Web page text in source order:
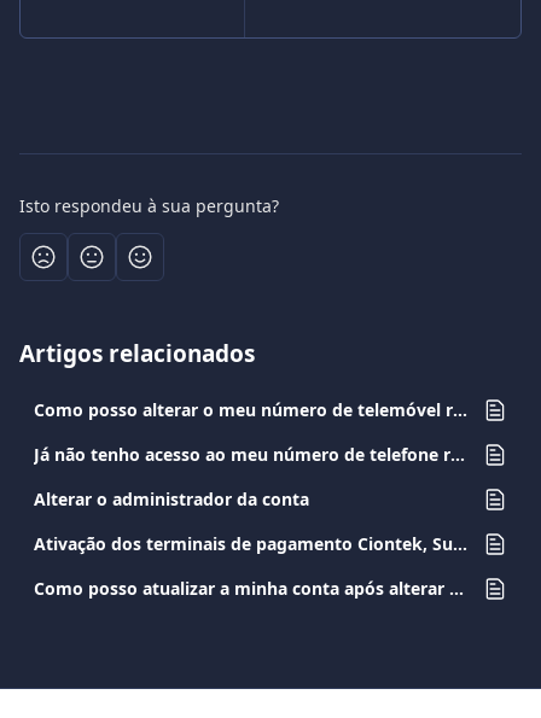
Isto respondeu à sua pergunta?
Artigos relacionados
Como posso alterar o meu número de telemóvel registado?
Já não tenho acesso ao meu número de telefone registado. Como posso alterá-lo?
Alterar o administrador da conta
Ativação dos terminais de pagamento Ciontek, Sunmi e PAX A8900
Como posso atualizar a minha conta após alterar o meu documento de identificação?